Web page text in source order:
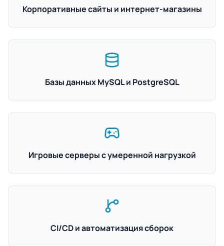
Корпоративные сайты и интернет-магазины
Базы данных MySQL и PostgreSQL
Игровые серверы с умеренной нагрузкой
CI/CD и автоматизация сборок